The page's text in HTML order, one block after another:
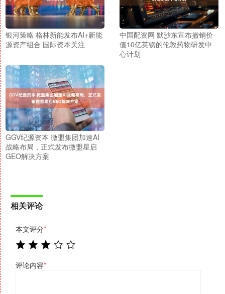
银河策略 格林新能发布AI+新能
源资产组合 国际资本关注
中国配资网 默沙东宣布撤销价
值10亿英镑的伦敦药物研发中
心计划
GGV纪源资本 微盟集团加速AI
战略布局，正式发布微盟星启
GEO解决方案
相关评论
本文评分*
评论内容*